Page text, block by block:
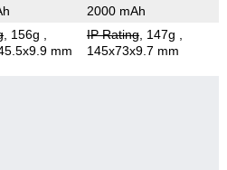
2000 mAh
, 156g
mm
IP Rating, 147g
145x73x9.7 mm